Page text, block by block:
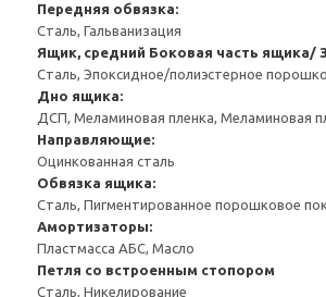
Передняя обвязка:
Сталь, Гальванизация
Ящик, средний Боковая часть ящика/
Сталь, Эпоксидное/полиэстерное
Дно ящика:
ДСП, Меламиновая пленка, Меламиновая
Направляющие:
Оцинкованная сталь
Обвязка ящика:
Сталь, Пигментированное порошковое
Амортизаторы:
Пластмасса АБС, Масло
Петля со встроенным стопором
Сталь, Никелирование